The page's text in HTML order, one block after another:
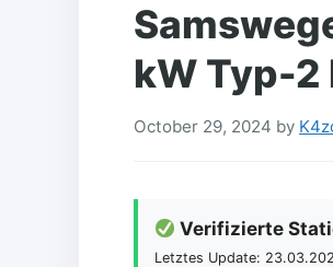
kW Typ-
October 29, 2024 by
Verifizierte
Letztes Update: